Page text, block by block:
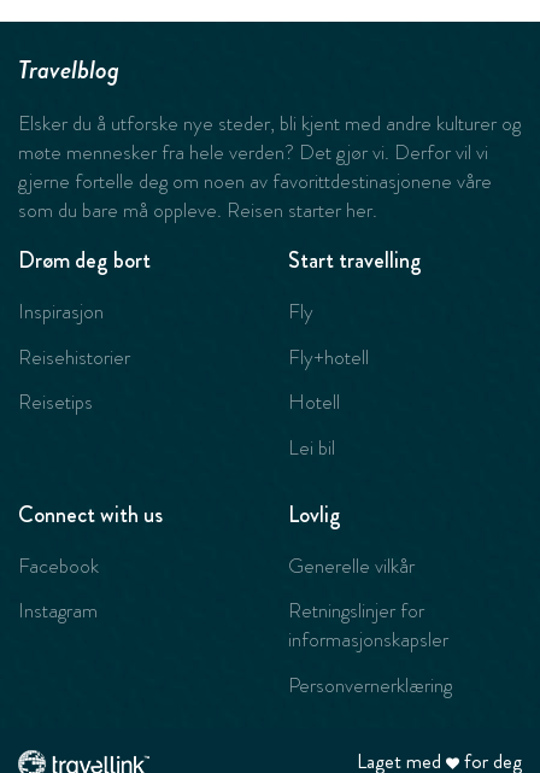
Travelblog
Elsker du å utforske nye steder, bli kjent med andre kulturer og
møte mennesker fra hele verden? Det gjør vi. Derfor vil vi
gjerne fortelle deg om noen av favorittdestinasjonene våre
som du bare må oppleve. Reisen starter her.
Drøm deg bort
Inspirasjon
Reisehistorier
Reisetips
Start travelling
Fly
Fly+hotell
Hotell
Lei bil
Connect with us
Facebook
Instagram
Lovlig
Generelle vilkår
Retningslinjer for
informasjonskapsler
Personvernerklæring
Laget med for deg